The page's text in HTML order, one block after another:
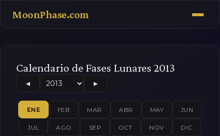
MoonPhase.com
Calendario de Fases Lunares 2013
◄ ►
ENE FEB MAR ABR MAY JUN
JUL AGO SEP OCT NOV DIC